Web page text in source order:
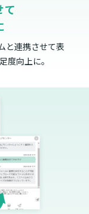
て
と連携させて表
度向上に。